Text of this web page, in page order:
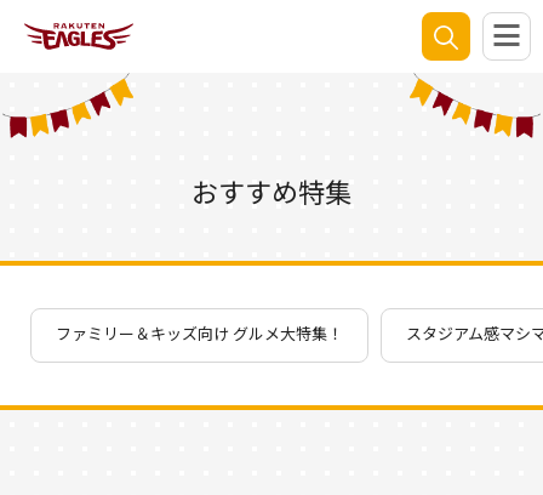
おすすめ特集
ファミリー＆キッズ向け グルメ大特集！ スタジアム感マシ